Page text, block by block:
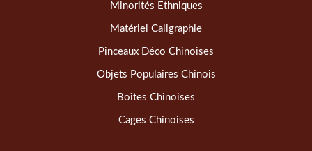
Minorités Ethniques
Matériel Caligraphie
Pinceaux Déco Chinoises
Objets Populaires Chinois
Boîtes Chinoises
Cages Chinoises